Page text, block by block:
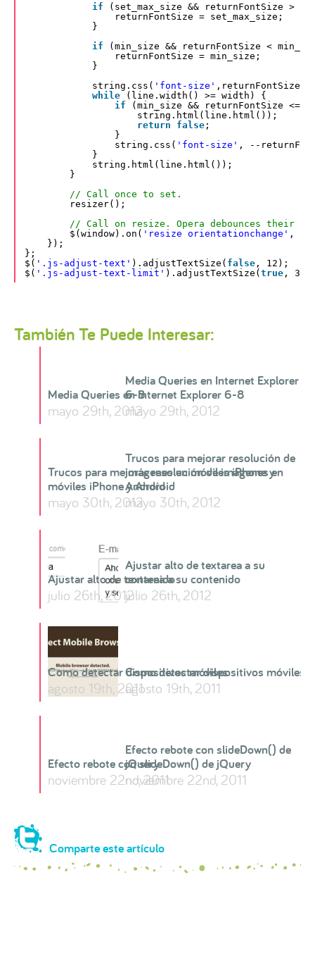
if
(set_max_size && returnFontSize >
returnFontSize = set_max_size;
}
if
(min_size && returnFontSize <
returnFontSize = min_size;
}
string.css( 'font-size' ,returnFontSize);
while
(line.width() >= width) {
if
(min_size && returnFontSize <=
string.html(line.html());
return
false ;
}
string.css( 'font-size' , --
}
string.html(line.html());
}
// Call once to set.
resizer();
// Call on resize. Opera debounces their
$(window).on( 'resize orientationchange' ,
});
};
$( '.js-adjust-text' ).adjustTextSize( false , 12);
$( '.js-adjust-text-limit' ).adjustTextSize(true ,
También Te Puede Interesar:
Media Queries en Internet Explorer
6-8
mayo 29th, 2012
Media Queries en Internet Explorer 6-8
mayo 29th, 2012
Trucos para mejorar resolución de
imágenes en móviles iPhone y
Android
mayo 30th, 2012
Trucos para mejorar resolución de imágenes en
móviles iPhone y Android
mayo 30th, 2012
Ajustar alto de textarea a su
contenido
julio 26th, 2012
Ajustar alto de textarea a su contenido
julio 26th, 2012
Como detectar dispositivos móviles
agosto 19th, 2011
Como detectar dispositivos móviles
agosto 19th, 2011
Efecto rebote con slideDown() de
jQuery
noviembre 22nd, 2011
Efecto rebote con slideDown() de jQuery
noviembre 22nd, 2011
Comparte este artículo